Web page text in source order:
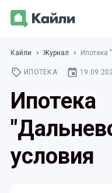
Кайли Журнал Ипотека
ИПОТЕКА
Ипотека
условия